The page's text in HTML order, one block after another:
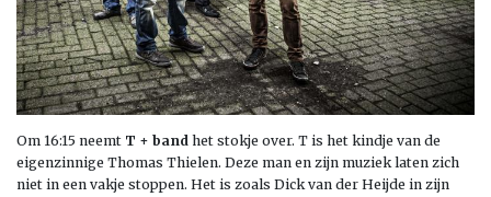
Om 16:15 neemt T + band het stokje over. T is het kindje van de
eigenzinnige Thomas Thielen. Deze man en zijn muziek laten zich
niet in een vakje stoppen. Het is zoals Dick van der Heijde in zijn